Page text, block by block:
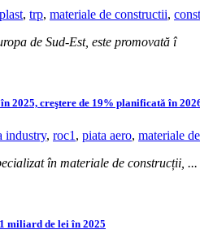
, trp, materiale de constructii,
de Sud-Est, este promovată î
2025, creştere de 19% planificată în
industry, roc1 , piata aero, materiale
în materiale de construcții, ...
miliard de lei în 2025